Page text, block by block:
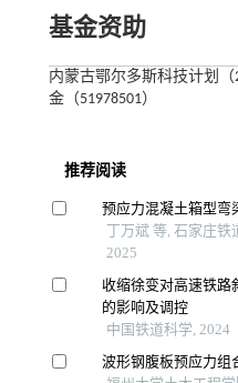
基金资助
内蒙古鄂尔多斯科技计划（
金（51978501）